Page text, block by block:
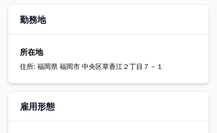
勤務地
所在地
住所: 福岡県 福岡市 中央区草香江２丁目７－１
雇用形態